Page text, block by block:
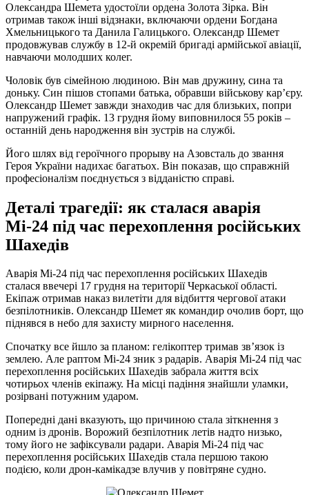
Олександра Шемета удостоїли ордена Золота Зірка. Він
отримав також інші відзнаки, включаючи ордени Богдана
Хмельницького та Данила Галицького. Олександр Шемет
продовжував службу в 12-й окремій бригаді армійської авіації,
навчаючи молодших колег.
Чоловік був сімейною людиною. Він мав дружину, сина та
доньку. Син пішов стопами батька, обравши військову кар’єру.
Олександр Шемет завжди знаходив час для близьких, попри
напружений графік. 13 грудня йому виповнилося 55 років –
останній день народження він зустрів на службі.
Його шлях від героїчного прорыву на Азовсталь до звання
Героя України надихає багатьох. Він показав, що справжній
професіоналізм поєднується з відданістю справі.
Деталі трагедії: як сталася аварія
Мі-24 під час перехоплення російських
Шахедів
Аварія Мі-24 під час перехоплення російських Шахедів
сталася ввечері 17 грудня на території Черкаської області.
Екіпаж отримав наказ вилетіти для відбиття чергової атаки
безпілотників. Олександр Шемет як командир очолив борт, що
піднявся в небо для захисту мирного населення.
Спочатку все йшло за планом: гелікоптер тримав зв’язок із
землею. Але раптом Мі-24 зник з радарів. Аварія Мі-24 під час
перехоплення російських Шахедів забрала життя всіх
чотирьох членів екіпажу. На місці падіння знайшли уламки,
розірвані потужним ударом.
Попередні дані вказують, що причиною стала зіткнення з
одним із дронів. Ворожий безпілотник летів надто низько,
тому його не зафіксували радари. Аварія Мі-24 під час
перехоплення російських Шахедів стала першою такою
подією, коли дрон-камікадзе влучив у повітряне судно.